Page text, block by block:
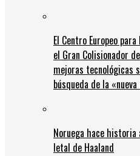
El Centro Europeo
el Gran Colisionador
mejoras tecnológicas
búsqueda de la
Noruega hace
letal de Haaland